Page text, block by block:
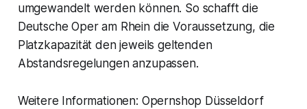
umgewandelt werden können. So schafft die
Deutsche Oper am Rhein die Voraussetzung, die
Platzkapazität den jeweils geltenden
Abstandsregelungen anzupassen.
Weitere Informationen: Opernshop Düsseldorf